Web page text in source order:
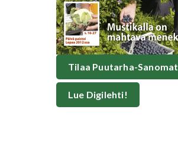
Tilaa Puutarha-Sanomat
Lue Digilehti!